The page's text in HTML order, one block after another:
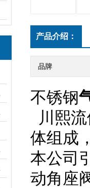
产品介绍：
品牌
不锈钢
川熙
体组成
本公司
动角座